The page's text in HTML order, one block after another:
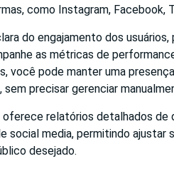
como Instagram, Facebook,
do engajamento dos
as métricas de
você pode manter uma
precisar gerenciar
relatórios detalhados de
social media, permitindo ajustar
desejado.